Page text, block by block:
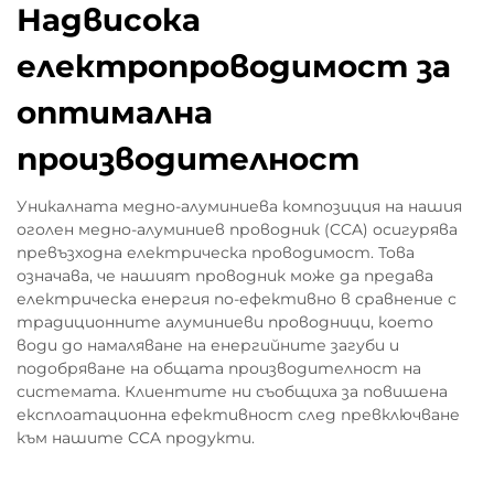
ток за едно и също количество енергия
(припомнете си, че P = V × I от основната
физика). Това означава, че проводниците
могат да бъдат по-тънки, което спестява
старите 12-волтови системи — около 60
процента по-малко, в зависимост от
конкретиката. CCAM води нещата още по-
далеч със специално алуминиево покритие,
което осигурява допълнителна спестяване
на тегло, без сериозна загуба на
проводимост. Добре работи за елементи
като сензори за ADAS, компресори за
климатик, и 48-волтови хибридни
инвертори, които така или иначе не
изискват изключително висока
Надвисока
електропроводимост за
оптимална
производителност
Уникалната медно-алуминиева композиция на нашия
оголен медно-алуминиев проводник (CCA) осигурява
превъзходна електрическа проводимост. Това
означава, че нашият проводник може да предава
електрическа енергия по-ефективно в сравнение с
традиционните алуминиеви проводници, което
води до намаляване на енергийните загуби и
подобряване на общата производителност на
системата. Клиентите ни съобщиха за повишена
експлоатационна ефективност след превключване
към нашите CCA продукти.